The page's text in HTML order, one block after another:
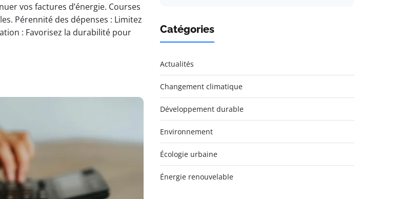
vos factures d’énergie. Courses
Pérennité des dépenses : Limitez
: Favorisez la durabilité pour
Catégories
Actualités
Changement climatique
Développement durable
Environnement
Écologie urbaine
Énergie renouvelable